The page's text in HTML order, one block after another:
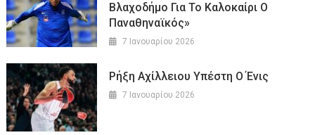
Βλαχοδήμο Για Το Καλοκαίρι Ο
Παναθηναϊκός»
7 Ιανουαρίου 2026
Ρήξη Αχίλλειου Υπέστη Ο Ένις
7 Ιανουαρίου 2026